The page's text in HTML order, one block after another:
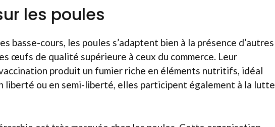
les poules
basse-cours, les poules s’adaptent bien à la présence d’autres
œufs de qualité supérieure à ceux du commerce. Leur
produit un fumier riche en éléments nutritifs, idéal
liberté ou en semi-liberté, elles participent également à la lutte